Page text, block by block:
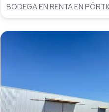
BODEGA EN RENTA EN